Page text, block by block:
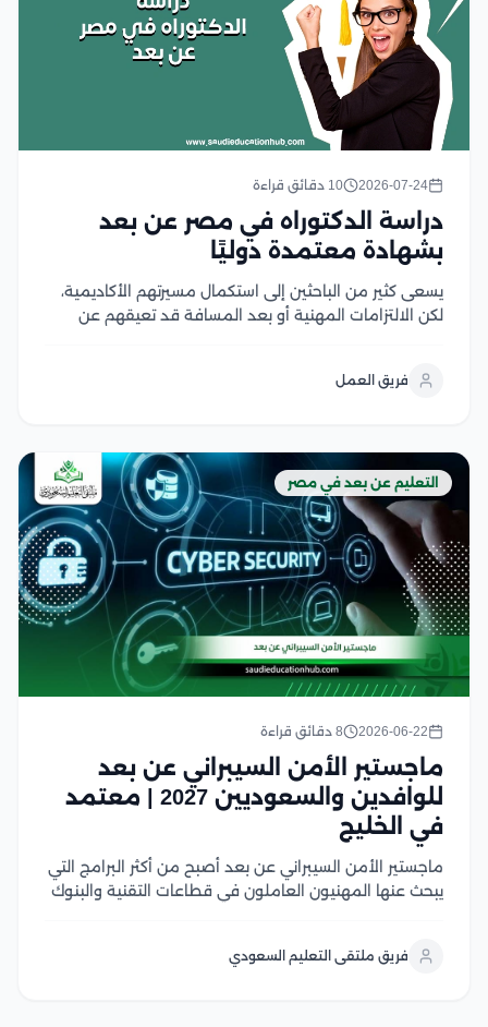
2026-07-24 10 دقائق قراءة
دراسة الدكتوراه في مصر عن بعد
بشهادة معتمدة دوليًا
يسعى كثير من الباحثين إلى استكمال مسيرتهم الأكاديمية،
لكن الالتزامات المهنية أو بعد المسافة قد تعيقهم عن
البحثية والحصول على مؤهل...
فريق العمل
التعليم عن بعد في مصر
2026-06-22 8 دقائق قراءة
ماجستير الأمن السيبراني عن بعد
للوافدين والسعوديين 2027 | معتمد
في الخليج
ماجستير الأمن السيبراني عن بعد أصبح من أكثر البرامج التي
يبحث عنها المهنيون العاملون في قطاعات التقنية والبنوك
المتقدم دون تعطيل الوظيفة...
فريق ملتقى التعليم السعودي